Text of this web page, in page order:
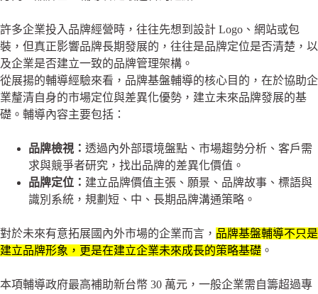
許多企業投入品牌經營時，往往先想到設計 Logo、網站或包
裝，但真正影響品牌長期發展的，往往是品牌定位是否清楚，以
及企業是否建立一致的品牌管理架構。
從展揚的輔導經驗來看，品牌基盤輔導的核心目的，在於協助企
業釐清自身的市場定位與差異化優勢，建立未來品牌發展的基
礎。輔導內容主要包括：
品牌檢視： 透過內外部環境盤點、市場趨勢分析、客戶需
求與競爭者研究，找出品牌的差異化價值。
品牌定位： 建立品牌價值主張、願景、品牌故事、標語與
識別系統，規劃短、中、長期品牌溝通策略。
對於未來有意拓展國內外市場的企業而言， 品牌基盤輔導不只是
建立品牌形象，更是在建立企業未來成長的策略基礎 。
本項輔導政府最高補助新台幣 30 萬元，一般企業需自籌超過專